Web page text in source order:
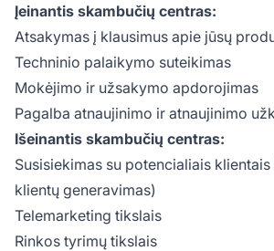
Įeinantis skambučių centras:
Atsakymas į klausimus apie jūsų
Techninio palaikymo suteikimas
Mokėjimo ir užsakymo apdorojimas
Pagalba atnaujinimo ir atnaujinimo
Išeinantis skambučių centras:
Susisiekimas su potencialiais
klientų generavimas)
Telemarketing tikslais
Rinkos tyrimų tikslais